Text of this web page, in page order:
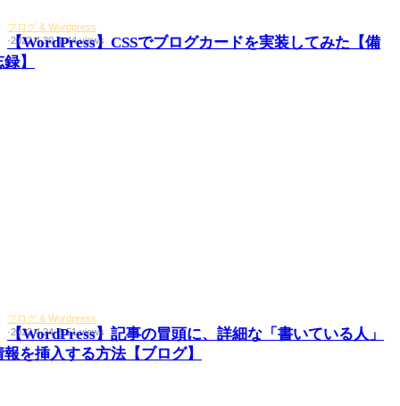
ブログ & Wordpress
·2022.4.30·1·44 views
【WordPress】CSSでブログカードを実装してみた【備
】
ブログ & Wordpress
·2022.4.24·3·51 views
【WordPress】記事の冒頭に、詳細な「書いている人」
報を挿入する方法【ブログ】